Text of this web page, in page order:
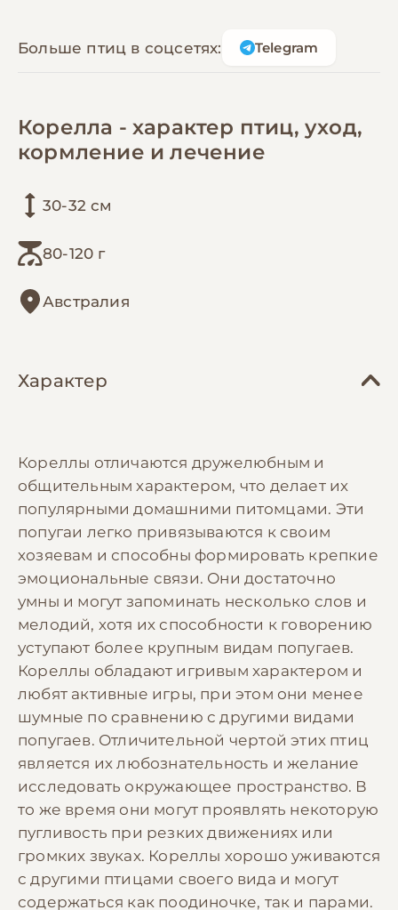
Больше птиц в соцсетях: Telegram
Корелла - характер птиц, уход,
кормление и лечение
30-32 см
80-120 г
Австралия
Характер
Кореллы отличаются дружелюбным и
общительным характером, что делает их
популярными домашними питомцами. Эти
попугаи легко привязываются к своим
хозяевам и способны формировать крепкие
эмоциональные связи. Они достаточно
умны и могут запоминать несколько слов и
мелодий, хотя их способности к говорению
уступают более крупным видам попугаев.
Кореллы обладают игривым характером и
любят активные игры, при этом они менее
шумные по сравнению с другими видами
попугаев. Отличительной чертой этих птиц
является их любознательность и желание
исследовать окружающее пространство. В
то же время они могут проявлять некоторую
пугливость при резких движениях или
громких звуках. Кореллы хорошо уживаются
с другими птицами своего вида и могут
содержаться как поодиночке, так и парами.